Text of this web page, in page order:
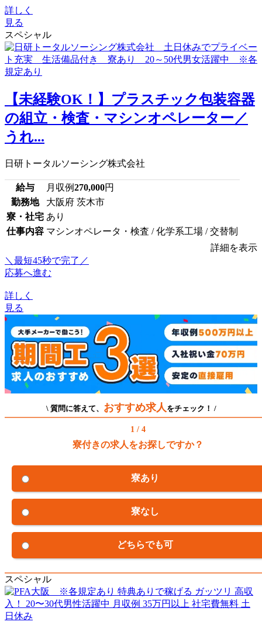
詳しく
見る
スペシャル
【未経験OK！】プラスチック包装容器
の組立・検査・マシンオペレーター／
うれ...
日研トータルソーシング株式会社
給与 月収例270,000円
勤務地
大阪府 茨木市
寮・社宅 あり
仕事内容 マシンオペレータ・検査 / 化学系工場 / 交替制
詳細を表示
＼最短45秒で完了／
応募へ進む
詳しく
見る
\ 質問に答えて、 おすすめ求人 をチェック！ /
1 / 4
寮付きの求人をお探しですか？
寮あり
寮なし
どちらでも可
スペシャル